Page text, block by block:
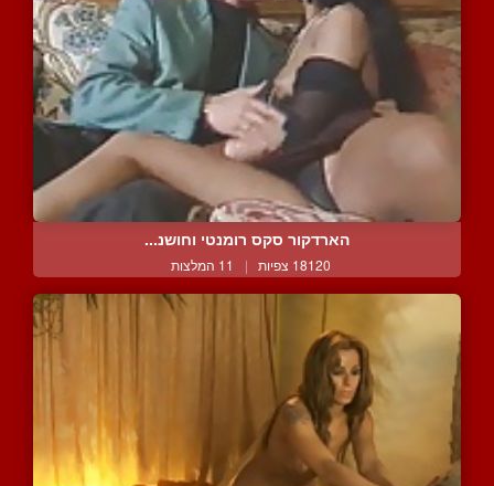
הארדקור סקס רומנטי וחושנ...
18120 צפיות | 11 המלצות